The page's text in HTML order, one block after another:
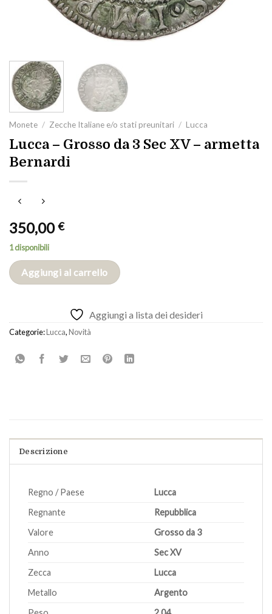
Monete / Zecche Italiane e/o stati preunitari / Lucca
Lucca – Grosso da 3 Sec XV – armetta
Bernardi
350,00€
1 disponibili
Aggiungi al carrello
Aggiungi a lista dei desideri
Categorie:Lucca,Novità
Descrizione
Regno / Paese
Lucca
Regnante
Repubblica
Valore
Grosso da 3
Anno
Sec XV
Zecca
Lucca
Metallo
Argento